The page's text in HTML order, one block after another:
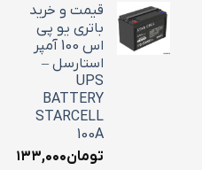
قیمت و خرید
باتری یو پی
اس 100 آمپر
استارسل –
UPS
BATTERY
STARCELL
100A
تومان۳۴,۱۳۳,۰۰۰